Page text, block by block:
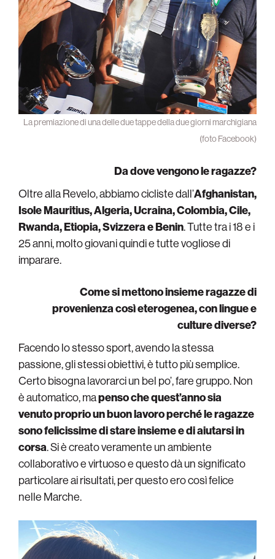
La premiazione di una delle due tappe della due giorni marchigiana
(foto Facebook)
Da dove vengono le ragazze?
Oltre alla Revelo, abbiamo cicliste dall’Afghanistan,
Isole Mauritius, Algeria, Ucraina, Colombia, Cile,
Rwanda, Etiopia, Svizzera e Benin. Tutte tra i 18 e i
25 anni, molto giovani quindi e tutte vogliose di
imparare.
Come si mettono insieme ragazze di
provenienza così eterogenea, con lingue e
culture diverse?
Facendo lo stesso sport, avendo la stessa
passione, gli stessi obiettivi, è tutto più semplice.
Certo bisogna lavorarci un bel po’, fare gruppo. Non
è automatico, mapenso che quest’anno sia
venuto proprio un buon lavoro perché le ragazze
sono felicissime di stare insieme e di aiutarsi in
corsa. Si è creato veramente un ambiente
collaborativo e virtuoso e questo dà un significato
particolare ai risultati, per questo ero così felice
nelle Marche.